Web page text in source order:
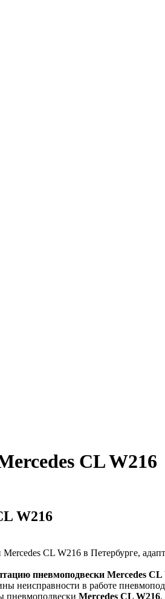
CL W216
W216
пневмоподвески Mercedes CL
неисправности в работе
пневмоподвески Mercedes CL W216.